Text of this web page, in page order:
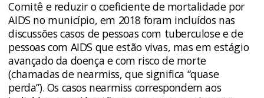
Comitê e reduzir o coeficiente de mortalidade por
AIDS no município, em 2018 foram incluídos nas
discussões casos de pessoas com tuberculose e de
pessoas com AIDS que estão vivas, mas em estágio
avançado da doença e com risco de morte
(chamadas de nearmiss, que significa “quase
perda”). Os casos nearmiss correspondem aos